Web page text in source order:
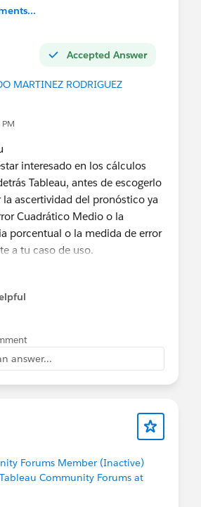
Accepted Answer
MARTINEZ RODRIGUEZ
interesado en los cálculos
Tableau, antes de escogerlo
la ascertividad del pronóstico ya
Cuadrático Medio o la
porcentual o la medida de error
a tu caso de uso.
introductorio como:
watch?
the question, would you be so
resolution and help
of answered questions.
answer...
Forums Member (Inactive)
Community Forums at